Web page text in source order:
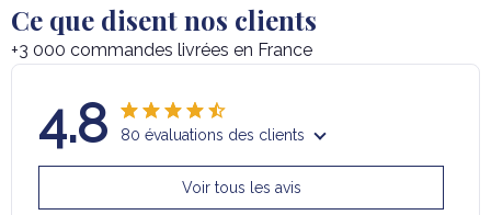
Ce que disent nos clients
+3 000 commandes livrées en France
4.8 80 évaluations des clients
Voir tous les avis